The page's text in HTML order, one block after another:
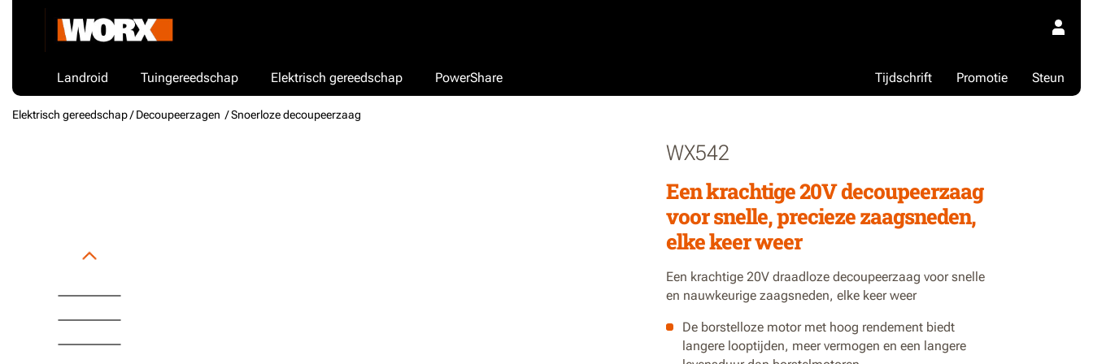
Landroid Tuingereedschap Elektrisch gereedschap PowerShare Steun
Promotie
Tijdschrift
Elektrisch gereedschap /Decoupeerzagen / Snoerloze decoupeerzaag
WX542
Een krachtige 20V decoupeerzaag
voor snelle, precieze zaagsneden,
elke keer weer
Een krachtige 20V draadloze decoupeerzaag voor snelle
en nauwkeurige zaagsneden, elke keer weer
De borstelloze motor met hoog rendement biedt
langere looptijden, meer vermogen en een langere